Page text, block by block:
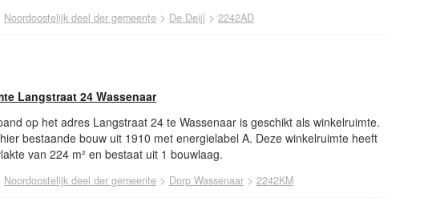
Noordoostelijk deel der gemeente > De Deijl > 2242AD
Langstraat 24 Wassenaar
op het adres Langstraat 24 te Wassenaar is geschikt als winkelruimte.
bestaande bouw uit 1910 met energielabel A. Deze winkelruimte heeft
van 224 m² en bestaat uit 1 bouwlaag.
Noordoostelijk deel der gemeente > Dorp Wassenaar > 2242KM